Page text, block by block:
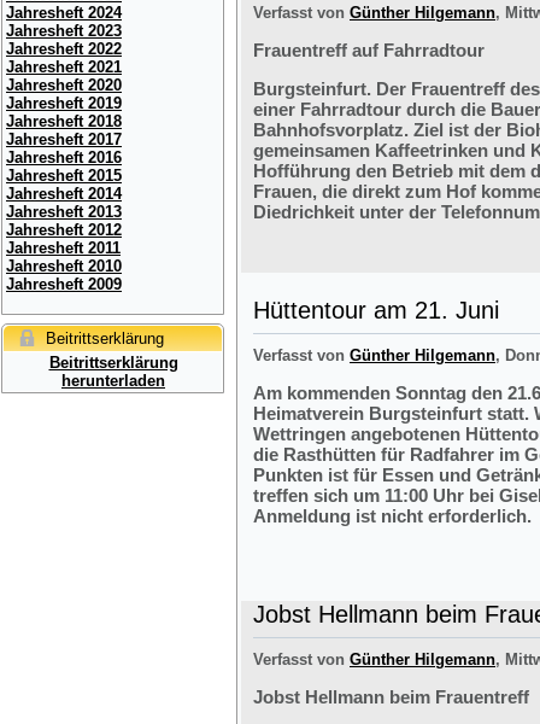
Jahresheft 2024
Jahresheft 2023
Jahresheft 2022
Jahresheft 2021
Jahresheft 2020
Jahresheft 2019
Jahresheft 2018
Jahresheft 2017
Jahresheft 2016
Jahresheft 2015
Jahresheft 2014
Jahresheft 2013
Jahresheft 2012
Jahresheft 2011
Jahresheft 2010
Jahresheft 2009
Beitrittserklärung
Beitrittserklärung
herunterladen
Verfasst von Günther Hilgemann,
Frauentreff auf Fahrradtour
Burgsteinfurt. Der Frauentreff
einer Fahrradtour durch die
Bahnhofsvorplatz. Ziel ist der
gemeinsamen Kaffeetrinken und
Hofführung den Betrieb mit dem
Frauen, die direkt zum Hof
Diedrichkeit unter der
Hüttentour am 21. Juni
Verfasst von Günther Hilgemann,
Am kommenden Sonntag den
Heimatverein Burgsteinfurt statt.
Wettringen angebotenen
die Rasthütten für Radfahrer im
Punkten ist für Essen und
treffen sich um 11:00 Uhr bei
Anmeldung ist nicht erforderlich.
Jobst Hellmann beim
Verfasst von Günther Hilgemann,
Jobst Hellmann beim Frauentreff